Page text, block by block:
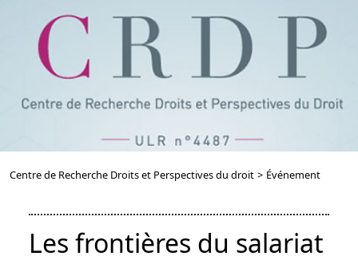
Centre de Recherche Droits et Perspectives du droit > Événement
Les frontières du salariat